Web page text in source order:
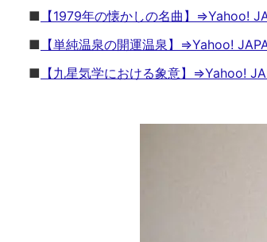
■ 【1979年の懐かしの名曲】⇒Yahoo!
■ 【単純温泉の開運温泉】⇒Yahoo!
■ 【九星気学における象意】⇒Yahoo!